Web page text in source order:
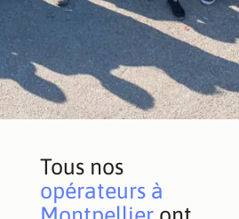
Tous nos
opérateurs à